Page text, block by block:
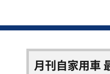
月刊自家用車